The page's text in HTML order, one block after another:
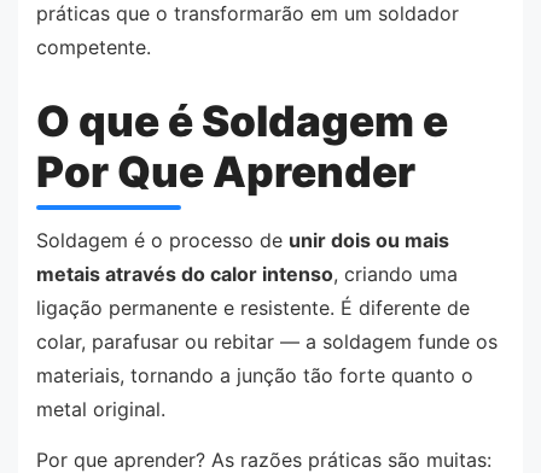
práticas que o transformarão em um soldador
competente.
O que é Soldagem e
Por Que Aprender
Soldagem é o processo de unir dois ou mais
metais através do calor intenso, criando uma
ligação permanente e resistente. É diferente de
colar, parafusar ou rebitar — a soldagem funde os
materiais, tornando a junção tão forte quanto o
metal original.
Por que aprender? As razões práticas são muitas: